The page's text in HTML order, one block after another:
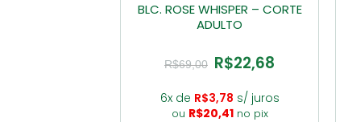
BLC. ROSE WHISPER – CORTE
ADULTO
R$69,00 O
preço
era:
R$69,00.
R$22,68
é:
R$22,68.
6x de R$3,78 s/ juros
ou R$20,41 no pix